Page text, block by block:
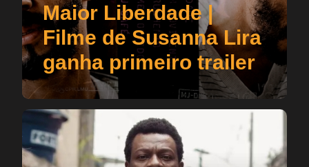
Maior Liberdade |
Filme de Susanna Lira
ganha primeiro trailer